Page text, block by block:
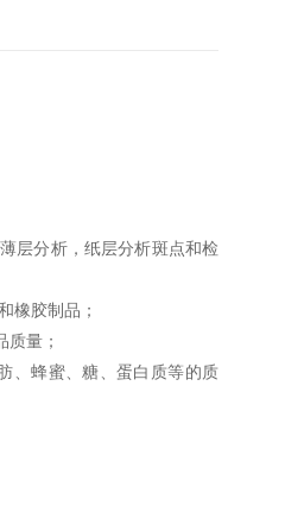
层分析，纸层分析斑点和检
橡胶制品；
量；
、蜂蜜、糖、蛋白质等的质